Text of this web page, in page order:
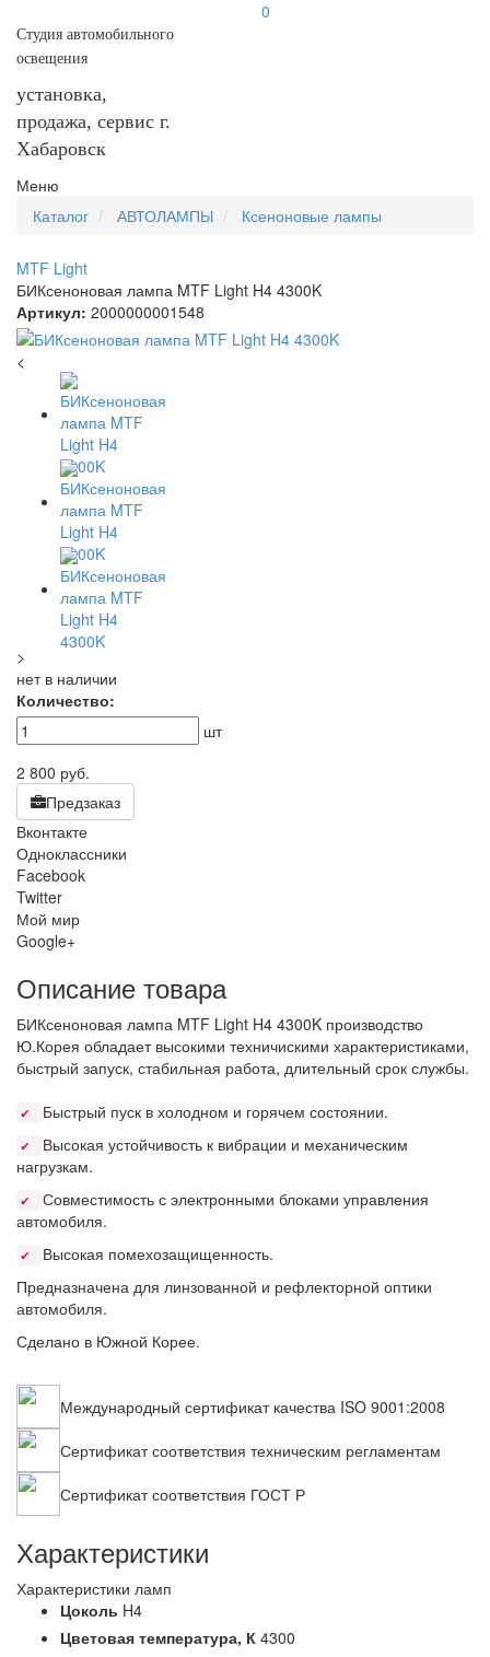
Студия автомобильного
освещения
установка,
продажа, сервис г.
Хабаровск
0
Меню
Каталог
АВТОЛАМПЫ Ксеноновые лампы
MTF Light
БИКсеноновая лампа MTF Light H4 4300K
Артикул: 2000000001548
<
>
нет в наличии
Количество:
шт
2 800 руб.
Предзаказ
Вконтакте
Одноклассники
Facebook
Twitter
Мой мир
Google+
Описание товара
БИКсеноновая лампа MTF Light H4 4300K производство
Ю.Корея обладает высокими техничискими характеристиками,
быстрый запуск, стабильная работа, длительный срок службы.
✔ Быстрый пуск в холодном и горячем состоянии.
✔
Высокая устойчивость к вибрации и механическим
нагрузкам.
✔
Совместимость с электронными блоками управления
автомобиля.
✔
Высокая помехозащищенность.
Предназначена для линзованной и рефлекторной оптики
автомобиля.
Сделано в Южной Корее.
Международный сертификат качества ISO 9001:2008
Сертификат соответствия техническим регламентам
Сертификат соответствия ГОСТ Р
Характеристики
Характеристики ламп
Цоколь H4
Цветовая температура, К 4300